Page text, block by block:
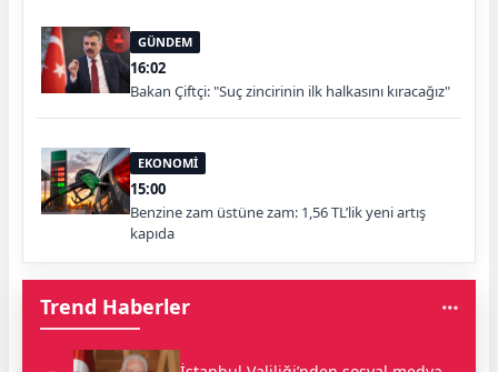
GÜNDEM
16:02
Bakan Çiftçi: "Suç zincirinin ilk halkasını kıracağız"
EKONOMİ
15:00
Benzine zam üstüne zam: 1,56 TL’lik yeni artış
kapıda
Trend Haberler